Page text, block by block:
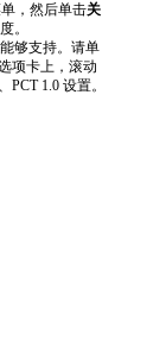
，然后单击关
。
够支持。请单
项卡上，滚动
1.0 设置。